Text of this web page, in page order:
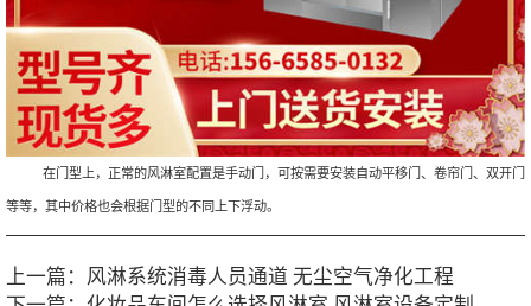
在门型上，正常的风淋室配置是手动门，可按需要安装自动平移门、卷帘门、双开门
等等，其中价格也会根据门型的不同上下浮动。
上一篇： 风淋系统消毒人员通道 无尘空气净化工程